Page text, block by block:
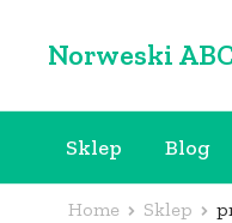
Norweski
Sklep Blog
Home Sklep